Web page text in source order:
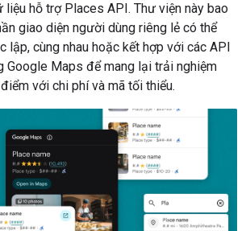
liệu hỗ trợ Places API. Thư viện này bao
giao diện người dùng riêng lẻ có thể
cùng nhau hoặc kết hợp với các API
Google Maps để mang lại trải nghiệm
với chi phí và mã tối thiểu.